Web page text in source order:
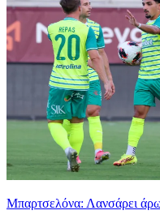
Μπαρτσελόνα: Λανσάρει